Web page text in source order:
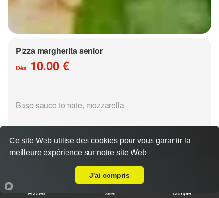
Pizza margherita senior
Dès 10.00 €
Base sauce tomate, mozzarella
15.00 €
Accueil Panier Compte
Ce site Web utilise des cookies pour vous garantir la
meilleure expérience sur notre site Web
J'ai compris